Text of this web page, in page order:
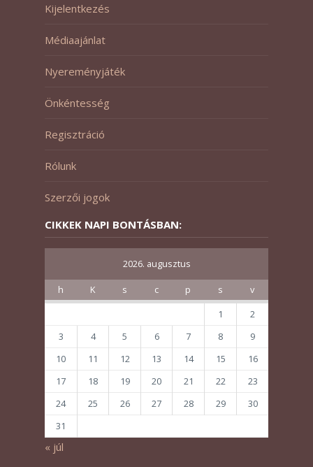
Kijelentkezés
Médiaajánlat
Nyereményjáték
Önkéntesség
Regisztráció
Rólunk
Szerzői jogok
CIKKEK NAPI BONTÁSBAN:
2026. augusztus
h K s c p s
v
1
2
3
4 5 6 7 8
9
10
11 12 13 14 15
16
17
18 19 20 21 22
23
24
25 26 27 28 29
30
31
« júl